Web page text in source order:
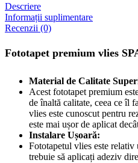
Descriere
Informații suplimentare
Recenzii (0)
Fototapet premium vlies
Material de Calitate
Acest fototapet premium
de înaltă calitate, ceea ce îl
vlies este cunoscut pentru
este mai ușor de aplicat
Instalare Ușoară:
Fototapetul vlies este relativ
trebuie să aplicați adeziv